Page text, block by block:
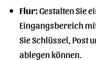
Flur:Gestalten Sie
Eingangsbereich
Sie Schlüssel, Post
ablegen können.